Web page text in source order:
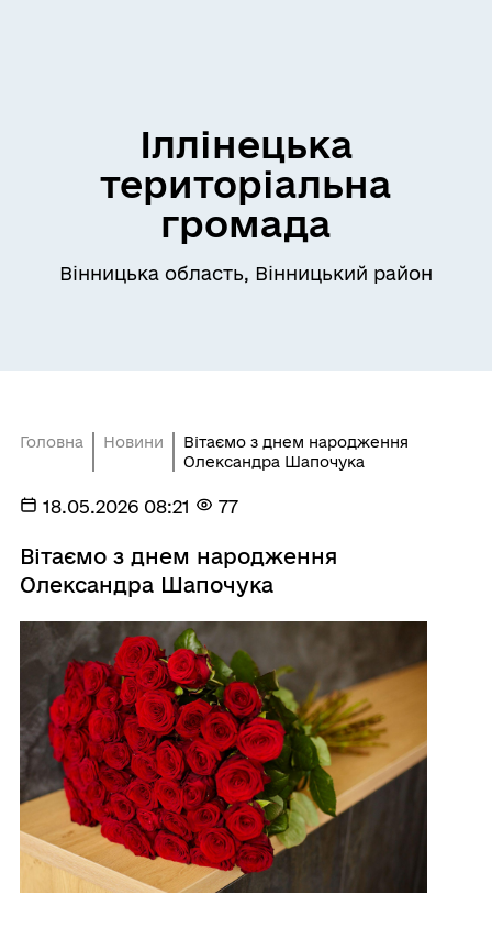
Іллінецька
територіальна
громада
Вінницька область, Вінницький район
Головна Новини
Вітаємо з днем народження
Олександра Шапочука
18.05.2026 08:21 77
Вітаємо з днем народження
Олександра Шапочука